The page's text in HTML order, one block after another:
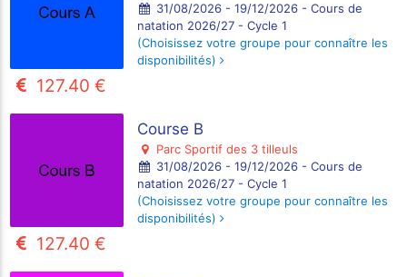
31/08/2026 - 19/12/2026 - Cours de
natation 2026/27 - Cycle 1
(Choisissez votre groupe pour connaître les
disponibilités)
127.40 €
Course B
Parc Sportif des 3 tilleuls
31/08/2026 - 19/12/2026 - Cours de
natation 2026/27 - Cycle 1
(Choisissez votre groupe pour connaître les
disponibilités)
127.40 €